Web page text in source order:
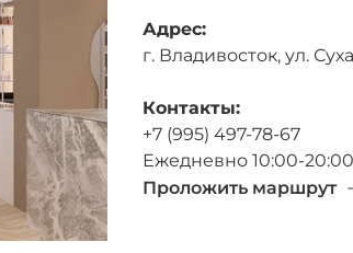
Адрес:
г. Владивосток, ул.
Контакты:
+7 (995) 497-78-67
Ежедневно 10:00-20:00
Проложить маршрут